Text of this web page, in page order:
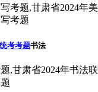
考题,甘肃省2024年
考考题书法
,甘肃省2024年书法